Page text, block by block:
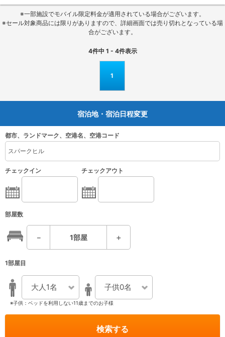
※一部施設でモバイル限定料金が適用されている場合がございます。
※セール対象商品には限りがありますので、詳細画面では売り切れとなっている場
合がございます。
4件中 1 - 4件表示
1
宿泊地・宿泊日程変更
都市、ランドマーク、空港名、空港コード
チェックイン チェックアウト
部屋数
－ 1部屋 ＋
1部屋目
大人1名 子供0名
※子供：ベッドを利用しない11歳までのお子様
検索する